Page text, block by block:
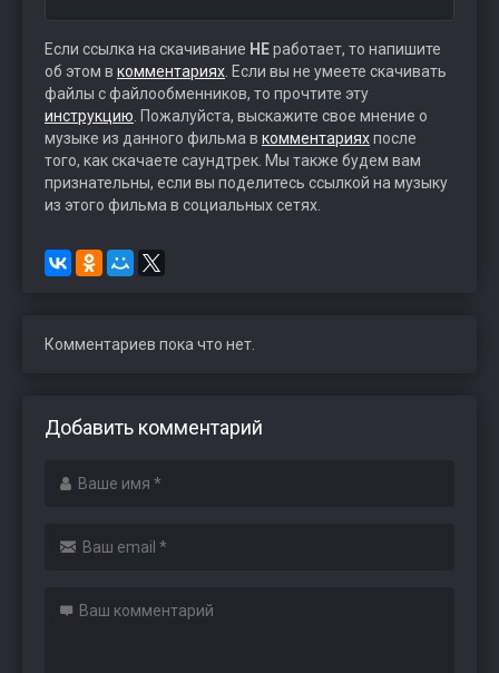
Если ссылка на скачивание НЕработает, то напишите
об этом в комментариях . Если вы не умеете скачивать
файлы с файлообменников, то прочтите эту
инструкцию . Пожалуйста, выскажите свое мнение о
музыке из данного фильма в комментарияхпосле
того, как скачаете саундтрек. Мы также будем вам
признательны, если вы поделитесь ссылкой на музыку
из этого фильма в социальных сетях.
Комментариев пока что нет.
Добавить комментарий